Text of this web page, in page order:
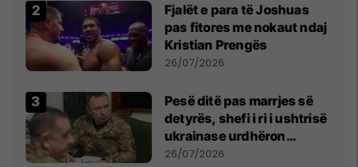
Fjalët e para të Joshuas
pas fitores me nokaut ndaj
Kristian Prengës
26/07/2026
Pesë ditë pas marrjes së
detyrës, shefi i ri i ushtrisë
ukrainase urdhëron
kontroll të madh
26/07/2026